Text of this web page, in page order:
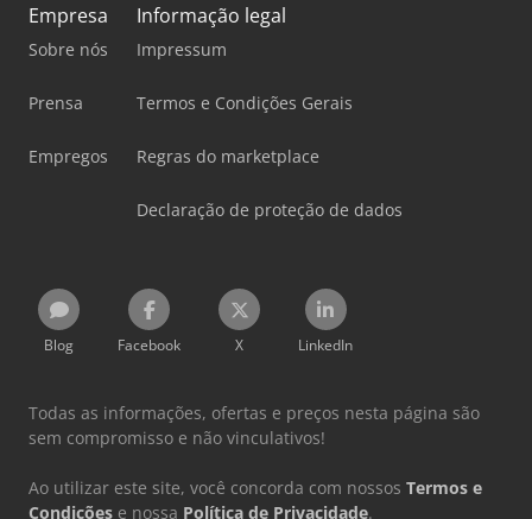
Empresa
Sobre nós
Prensa
Empregos
Informação legal
Impressum
Termos e Condições Gerais
Regras do marketplace
Declaração de proteção de dados
Blog Facebook X LinkedIn
Todas as informações, ofertas e preços nesta página são
sem compromisso e não vinculativos!
Ao utilizar este site, você concorda com nossos Termos e
Condições e nossa Política de Privacidade.